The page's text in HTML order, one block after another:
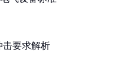
击要求解析